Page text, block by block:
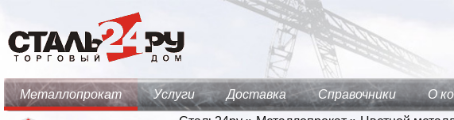
Металлопрокат Услуги Доставка Справочники О